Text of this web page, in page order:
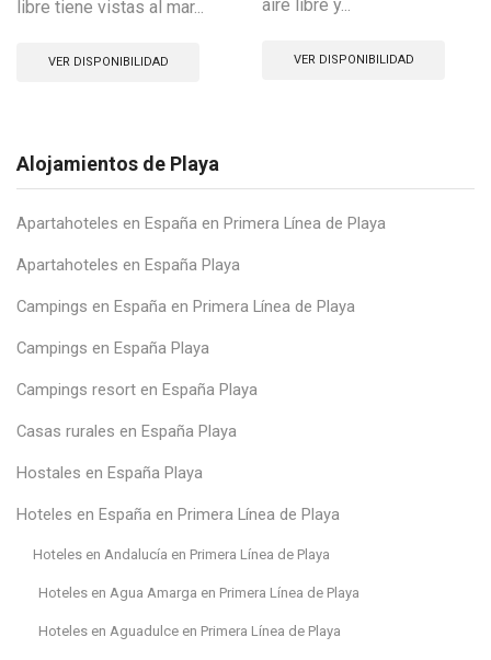
libre tiene vistas al mar...
VER DISPONIBILIDAD
aire libre y...
VER DISPONIBILIDAD
Alojamientos de Playa
Apartahoteles en España en Primera Línea de Playa
Apartahoteles en España Playa
Campings en España en Primera Línea de Playa
Campings en España Playa
Campings resort en España Playa
Casas rurales en España Playa
Hostales en España Playa
Hoteles en España en Primera Línea de Playa
Hoteles en Andalucía en Primera Línea de Playa
Hoteles en Agua Amarga en Primera Línea de Playa
Hoteles en Aguadulce en Primera Línea de Playa